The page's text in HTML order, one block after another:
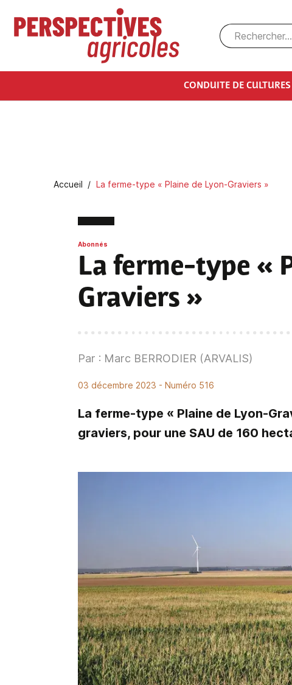
Aller au contenu principal
CONDUITE DE CULTURES
Fil d'Ariane
Accueil La ferme-type « Plaine de Lyon-Graviers »
Abonnés
La ferme-type «
Graviers »
Par : Marc BERRODIER (ARVALIS)
03 décembre 2023 - Numéro 516
La ferme-type « Plaine de Lyon-
graviers, pour une SAU de 160